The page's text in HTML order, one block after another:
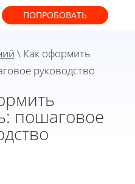
ПОПРОБОВАТЬ
\ Как оформить
руководство
пошаговое